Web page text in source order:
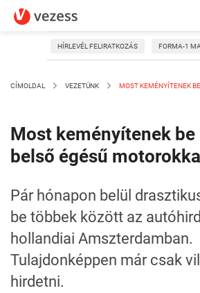
HÍRLEVÉL FELIRATKOZÁS FORMA-1
CÍMOLDAL VEZETÜNK MOST KEMÉNYÍTENEK
Most keményítenek be
belső égésű
Pár hónapon belül
be többek között az
hollandiai Amszterdamban.
Tulajdonképpen már csak
hirdetni.